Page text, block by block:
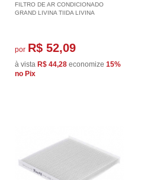
FILTRO DE AR CONDICIONADO
GRAND LIVINA TIIDA LIVINA
por R$ 52,09
à vista R$ 44,28 economize 15%
no Pix